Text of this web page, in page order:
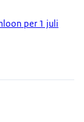
per 1 juli